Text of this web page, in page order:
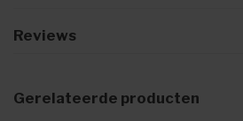
Reviews
Gerelateerde producten